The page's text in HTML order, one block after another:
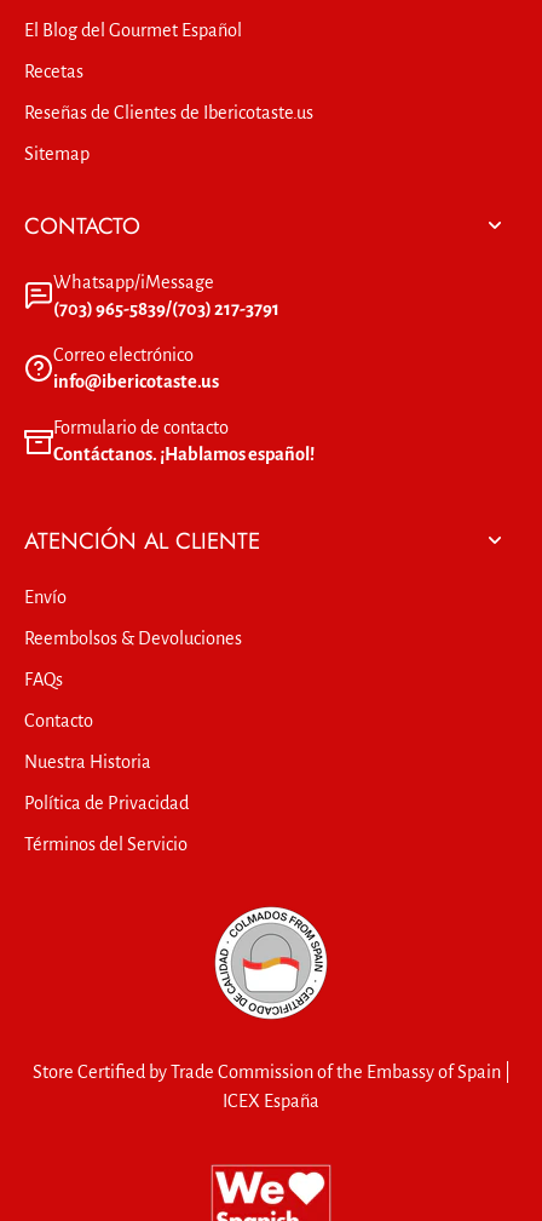
El Blog del Gourmet Español
Recetas
Reseñas de Clientes de Ibericotaste.us
Sitemap
CONTACTO
Whatsapp/iMessage
(703) 965-5839/(703) 217-3791
Correo electrónico
info@ibericotaste.us
Formulario de contacto
Contáctanos. ¡Hablamos español!
ATENCIÓN AL CLIENTE
Envío
Reembolsos & Devoluciones
FAQs
Contacto
Nuestra Historia
Política de Privacidad
Términos del Servicio
Store Certified by Trade Commission of the Embassy of Spain |
ICEX España